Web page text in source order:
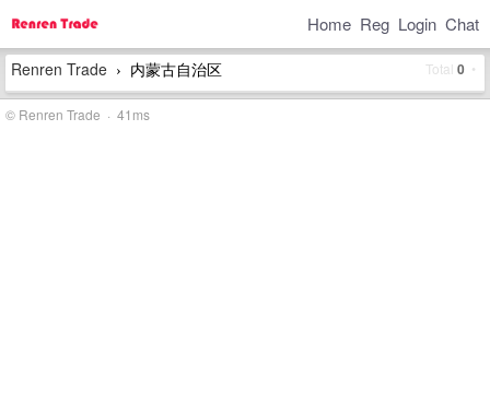
Home Reg Login Chat
Total 0 •
Renren Trade › 内蒙古自治区
© Renren Trade · 41ms